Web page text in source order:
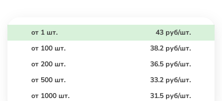
от 1 шт.
43 руб/шт.
от 100 шт.
38.2 руб/шт.
от 200 шт.
36.5 руб/шт.
от 500 шт.
33.2 руб/шт.
от 1000 шт.
31.5 руб/шт.